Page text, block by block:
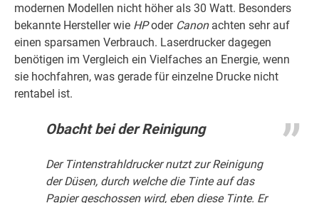
modernen Modellen nicht höher als 30 Watt. Besonders
bekannte Hersteller wie HPoder Canon achten sehr auf
einen sparsamen Verbrauch. Laserdrucker dagegen
benötigen im Vergleich ein Vielfaches an Energie, wenn
sie hochfahren, was gerade für einzelne Drucke nicht
rentabel ist.
Obacht bei der Reinigung
Der Tintenstrahldrucker nutzt zur Reinigung
der Düsen, durch welche die Tinte auf das
Papier geschossen wird, eben diese Tinte. Er